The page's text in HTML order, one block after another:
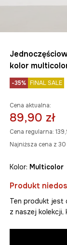
kolor
-35% FINAL SALE
Cena aktualna:
89,90 zł
Cena regularna:
Najniższa cena z
Kolor: multicolor
Produkt
Ten produkt jest
z naszej kolekcji,